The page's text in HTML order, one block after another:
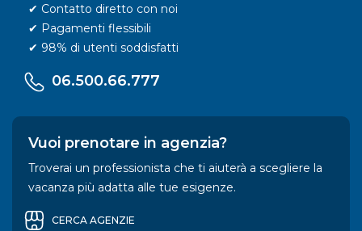
✔ Contatto diretto con noi
✔ Pagamenti flessibili
✔ 98% di utenti soddisfatti
06.500.66.777
Vuoi prenotare in agenzia?
Troverai un professionista che ti aiuterà a scegliere la
vacanza più adatta alle tue esigenze.
CERCA AGENZIE